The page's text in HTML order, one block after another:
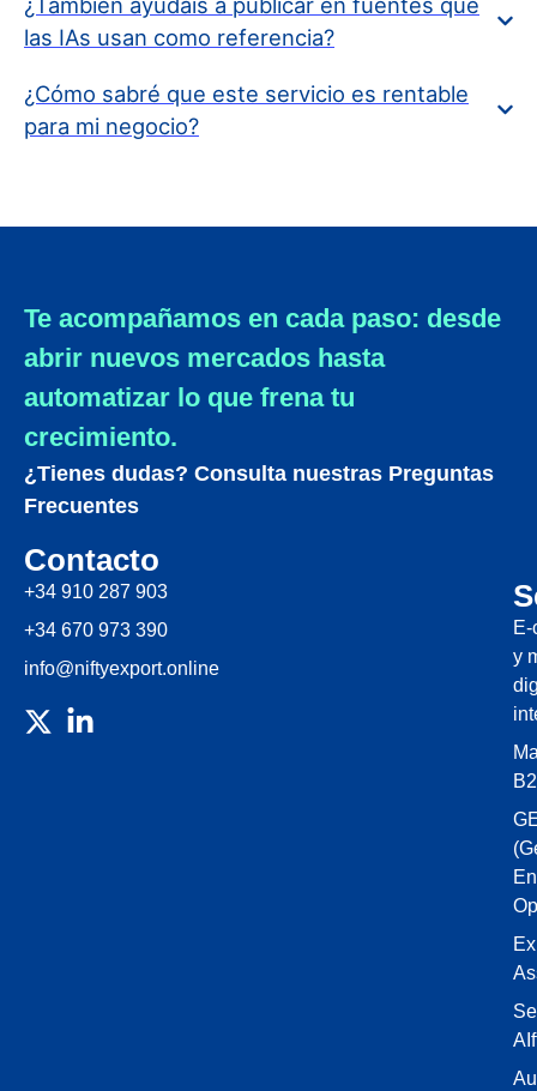
las IAs usan como referencia?
¿Cómo sabré que este servicio es rentable
para mi negocio?
Te acompañamos en cada paso: desde
abrir nuevos mercados hasta
automatizar lo que frena tu
crecimiento.
¿Tienes dudas? Consulta nuestras Preguntas
Frecuentes
Contacto
+34 910 287 903
+34 670 973 390
info@niftyexport.online
y